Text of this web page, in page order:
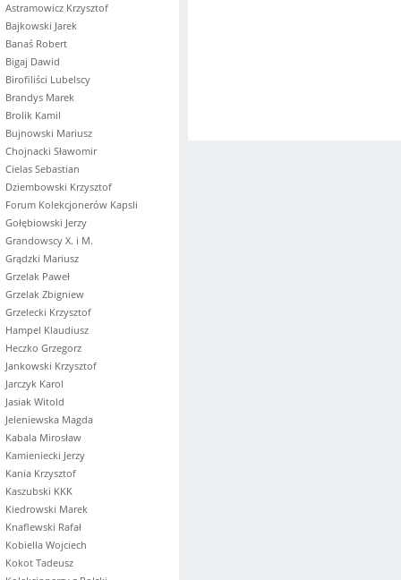
Astramowicz Krzysztof
Bajkowski Jarek
Banaś Robert
Bigaj Dawid
Birofiliści Lubelscy
Brandys Marek
Brolik Kamil
Bujnowski Mariusz
Chojnacki Sławomir
Cielas Sebastian
Dziembowski Krzysztof
Forum Kolekcjonerów Kapsli
Gołębiowski Jerzy
Grandowscy X. i M.
Grądzki Mariusz
Grzelak Paweł
Grzelak Zbigniew
Grzelecki Krzysztof
Hampel Klaudiusz
Heczko Grzegorz
Jankowski Krzysztof
Jarczyk Karol
Jasiak Witold
Jeleniewska Magda
Kabala Mirosław
Kamieniecki Jerzy
Kania Krzysztof
Kaszubski KKK
Kiedrowski Marek
Knaflewski Rafał
Kobiella Wojciech
Kokot Tadeusz